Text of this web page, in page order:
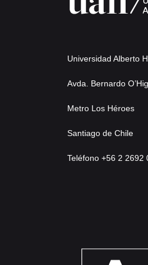
Universidad Alberto
Avda. Bernardo
Metro Los Héroes
Santiago de Chile
Teléfono +56 2 2692